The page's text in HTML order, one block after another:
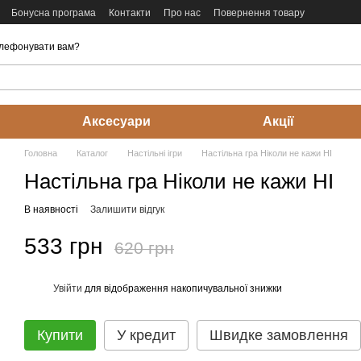
Бонусна програма Контакти Про нас
Повернення товару
вам?
Аксесуари Акції
Головна Каталог Настільні ігри Настільна гра Ніколи не кажи НІ
Настільна гра Ніколи не кажи НІ
В наявності Залишити відгук
533 грн 620 грн
Увійти для відображення накопичувальної знижки
Купити У кредит Швидке замовлення